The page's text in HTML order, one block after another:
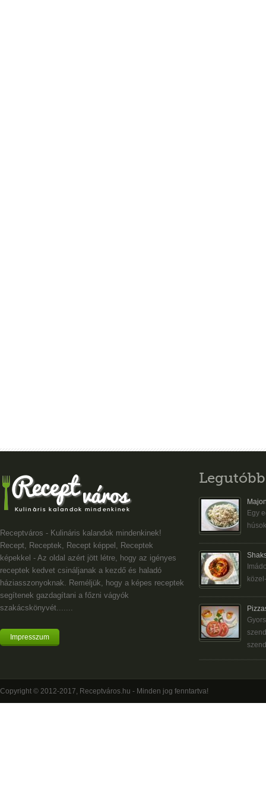
Receptváros - Kulináris kalandok mindenkinek!
Recept, Receptek, Recept képpel, Receptek
képekkel - Az oldal azért jött létre, hogy az igényes
receptek kedvet csináljanak a kezdő és haladó
háziasszonyoknak. Reméljük, hogy a képes receptek
segítenek gazdagítani a főzni vágyók
szakácskönyvét.......
Impresszum
Egy
Copyright © 2012-2017, Receptváros.hu - Minden jog fenntartva!